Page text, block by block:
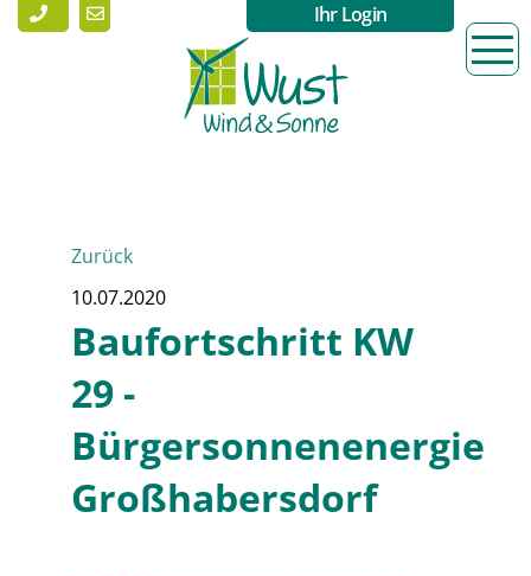
Ihr Login
Zurück
10.07.2020
Baufortschritt KW
29 -
Bürgersonnenenergie
Großhabersdorf